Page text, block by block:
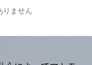
りません